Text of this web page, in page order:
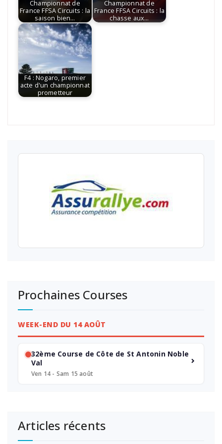
Championnat de
France FFSA Circuits : la
saison bien…
Championnat de
France FFSA Circuits : la
chasse aux…
F4 : Nogaro, premier
acte d'un championnat
prometteur
Prochaines Courses
WEEK-END DU 14 AOÛT
32ème Course de Côte de St Antonin Noble
Val
Ven 14 - Sam 15 août
Articles récents